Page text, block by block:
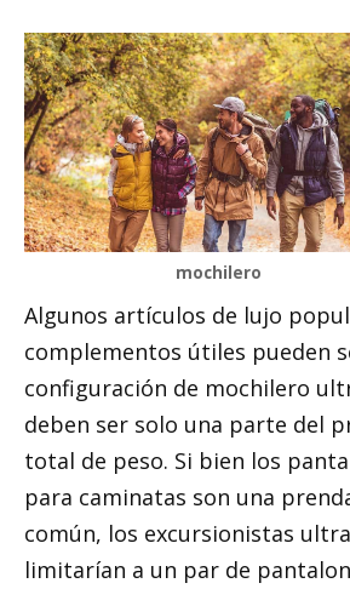
mochilero
Algunos artículos de lujo
complementos útiles pueden
configuración de mochilero
deben ser solo una parte del
total de peso. Si bien los
para caminatas son una
común, los excursionistas
limitarían a un par de